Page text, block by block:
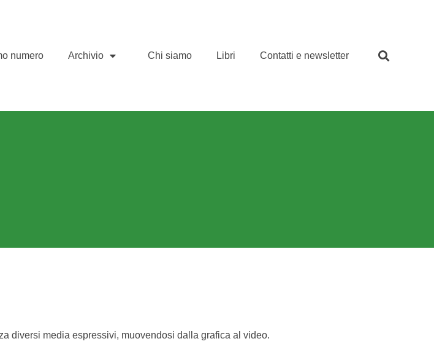
numero Archivio Chi siamo Libri Contatti e newsletter
diversi media espressivi, muovendosi dalla grafica al video.